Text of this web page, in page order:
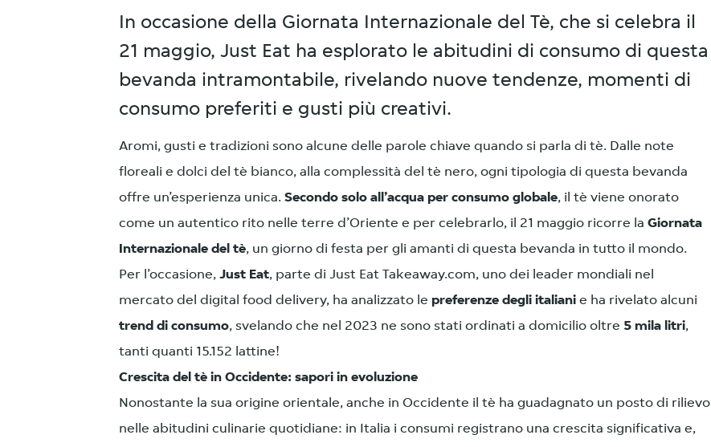
In occasione della Giornata Internazionale del Tè, che si celebra il
21 maggio, Just Eat ha esplorato le abitudini di consumo di questa
bevanda intramontabile, rivelando nuove tendenze, momenti di
consumo preferiti e gusti più creativi.
Aromi, gusti e tradizioni sono alcune delle parole chiave quando si parla di tè. Dalle note
floreali e dolci del tè bianco, alla complessità del tè nero, ogni tipologia di questa bevanda
offre un’esperienza unica. Secondo solo all’acqua per consumo globale, il tè viene onorato
come un autentico rito nelle terre d’Oriente e per celebrarlo, il 21 maggio ricorre la Giornata
Internazionale del tè, un giorno di festa per gli amanti di questa bevanda in tutto il mondo.
Per l’occasione, Just Eat, parte di Just Eat Takeaway.com, uno dei leader mondiali nel
mercato del digital food delivery, ha analizzato le preferenze degli italiani e ha rivelato alcuni
trend di consumo, svelando che nel 2023 ne sono stati ordinati a domicilio oltre 5 mila litri,
tanti quanti 15.152 lattine!
Crescita del tè in Occidente: sapori in evoluzione
Nonostante la sua origine orientale, anche in Occidente il tè ha guadagnato un posto di rilievo
nelle abitudini culinarie quotidiane: in Italia i consumi registrano una crescita significativa e,